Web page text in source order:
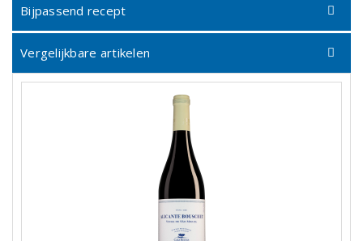
Bijpassend recept
Vergelijkbare artikelen